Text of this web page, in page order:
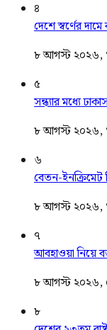
৪
দেশে স্বর্ণের
৮ আগস্ট ২০২৬,
৫
সন্ধ্যার মধ্যে
৮ আগস্ট ২০২৬,
৬
বেতন-ইনক্রিমেট
৮ আগস্ট ২০২৬,
৭
আবহাওয়া নিয়ে
৮ আগস্ট ২০২৬,
৮